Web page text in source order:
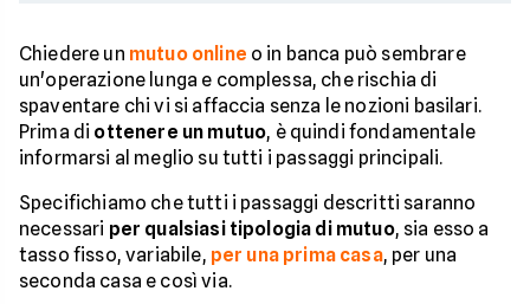
Chiedere un mutuo online o in banca può sembrare
un'operazione lunga e complessa, che rischia di
spaventare chi vi si affaccia senza le nozioni basilari.
Prima di ottenere un mutuo, è quindi fondamentale
informarsi al meglio su tutti i passaggi principali.
Specifichiamo che tutti i passaggi descritti saranno
necessari per qualsiasi tipologia di mutuo, sia esso a
tasso fisso, variabile, per una prima casa, per una
seconda casa e così via.